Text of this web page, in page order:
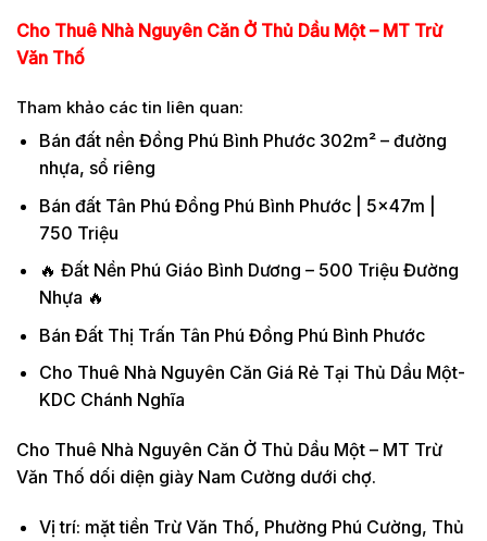
Cho Thuê Nhà Nguyên Căn Ở Thủ Dầu Một – MT Trừ
Văn Thố
Tham khảo các tin liên quan:
Bán đất nền Đồng Phú Bình Phước 302m² – đường
nhựa, sổ riêng
Bán đất Tân Phú Đồng Phú Bình Phước | 5x47m |
750 Triệu
🔥 Đất Nền Phú Giáo Bình Dương – 500 Triệu Đường
Nhựa 🔥
Bán Đất Thị Trấn Tân Phú Đồng Phú Bình Phước
Cho Thuê Nhà Nguyên Căn Giá Rẻ Tại Thủ Dầu Một-
KDC Chánh Nghĩa
Cho Thuê Nhà Nguyên Căn Ở Thủ Dầu Một – MT Trừ
Văn Thố dối diện giày Nam Cường dưới chợ.
Vị trí: mặt tiền Trừ Văn Thố, Phường Phú Cường, Thủ